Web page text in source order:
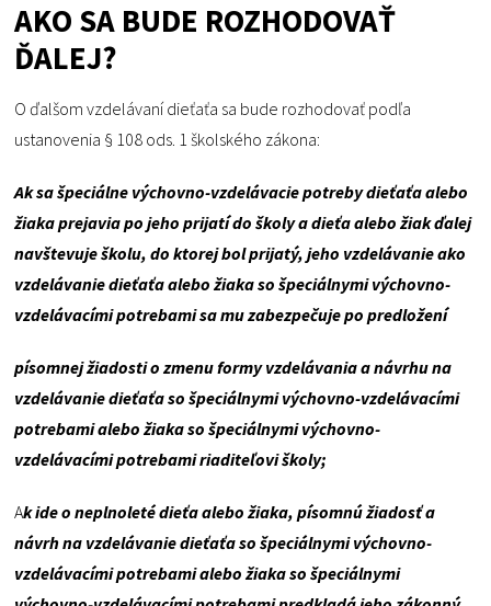
AKO SA BUDE ROZHODOVAŤ
ĎALEJ?
O ďalšom vzdelávaní dieťaťa sa bude rozhodovať podľa
ustanovenia § 108 ods. 1 školského zákona:
Ak sa špeciálne výchovno-vzdelávacie potreby dieťaťa alebo
žiaka prejavia po jeho prijatí do školy a dieťa alebo žiak ďalej
navštevuje školu, do ktorej bol prijatý, jeho vzdelávanie ako
vzdelávanie dieťaťa alebo žiaka so špeciálnymi výchovno-
vzdelávacími potrebami sa mu zabezpečuje po predložení
písomnej žiadosti o zmenu formy vzdelávania a návrhu na
vzdelávanie dieťaťa so špeciálnymi výchovno-vzdelávacími
potrebami alebo žiaka so špeciálnymi výchovno-
vzdelávacími potrebami riaditeľovi školy;
Ak ide o neplnoleté dieťa alebo žiaka, písomnú žiadosť a
návrh na vzdelávanie dieťaťa so špeciálnymi výchovno-
vzdelávacími potrebami alebo žiaka so špeciálnymi